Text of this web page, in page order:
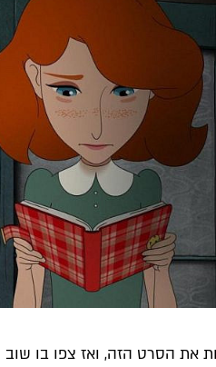
את הסרט הזה, ואז צפו בו שוב